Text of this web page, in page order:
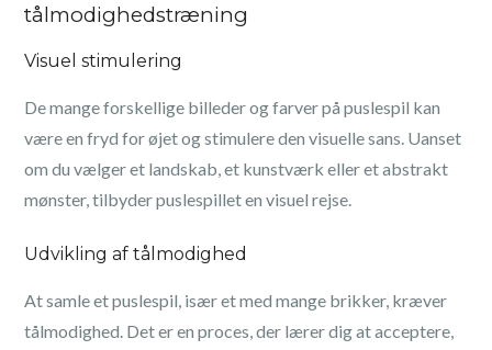
tålmodighedstræning
Visuel stimulering
De mange forskellige billeder og farver på puslespil kan
være en fryd for øjet og stimulere den visuelle sans. Uanset
om du vælger et landskab, et kunstværk eller et abstrakt
mønster, tilbyder puslespillet en visuel rejse.
Udvikling af tålmodighed
At samle et puslespil, især et med mange brikker, kræver
tålmodighed. Det er en proces, der lærer dig at acceptere,